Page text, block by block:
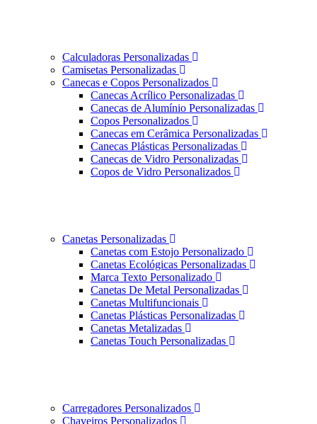
Calculadoras Personalizadas
Camisetas Personalizadas
Canecas e Copos Personalizados
Canecas Acrílico Personalizadas
Canecas de Alumínio Personalizadas
Copos Personalizados
Canecas em Cerâmica Personalizadas
Canecas Plásticas Personalizadas
Canecas de Vidro Personalizadas
Copos de Vidro Personalizados
Canetas Personalizadas
Canetas com Estojo Personalizado
Canetas Ecológicas Personalizadas
Marca Texto Personalizado
Canetas De Metal Personalizadas
Canetas Multifuncionais
Canetas Plásticas Personalizadas
Canetas Metalizadas
Canetas Touch Personalizadas
Carregadores Personalizados
Chaveiros Personalizados